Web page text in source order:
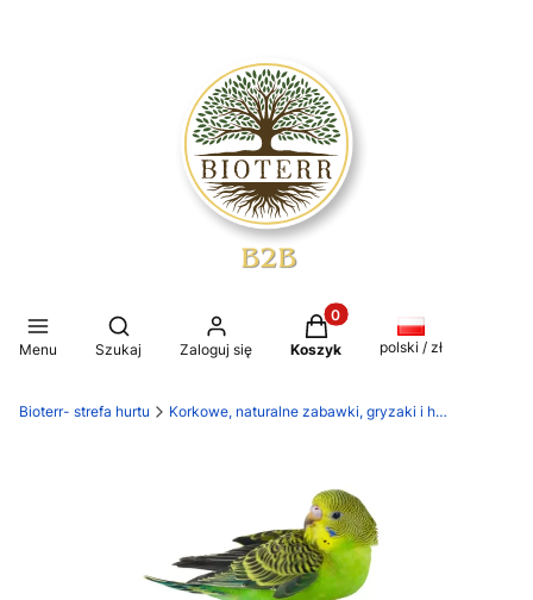
Menu
Otwórz wyszukiwarkę
Szukaj Zaloguj się
Produkty w koszyku: 0.
Koszyk polski / zł
Bioterr- strefa hurtu Korkowe, naturalne zabawki, gryzaki i huśtawki dla papug